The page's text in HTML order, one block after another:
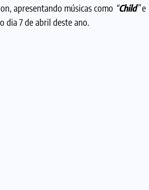
apresentando músicas como “Child”e
dia 7 de abril deste ano.